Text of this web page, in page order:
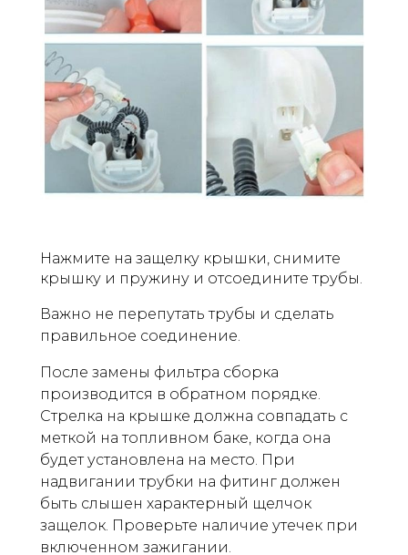
Нажмите на защелку крышки, снимите
крышку и пружину и отсоедините трубы.
Важно не перепутать трубы и сделать
правильное соединение.
После замены фильтра сборка
производится в обратном порядке.
Стрелка на крышке должна совпадать с
меткой на топливном баке, когда она
будет установлена на место. При
надвигании трубки на фитинг должен
быть слышен характерный щелчок
защелок. Проверьте наличие утечек при
включенном зажигании.